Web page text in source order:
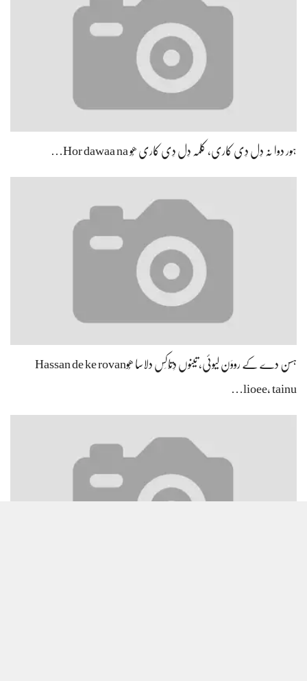
ہور دوا نہ دِل دِی کاری، کلمہ دِل دِی کاری ھُو Hor dawaa na…
ہسن دے کے رووَن لیوئی، تینوں دِتّاکِس دلاسا ھُوHassan de ke rovan
lioee, tainu…